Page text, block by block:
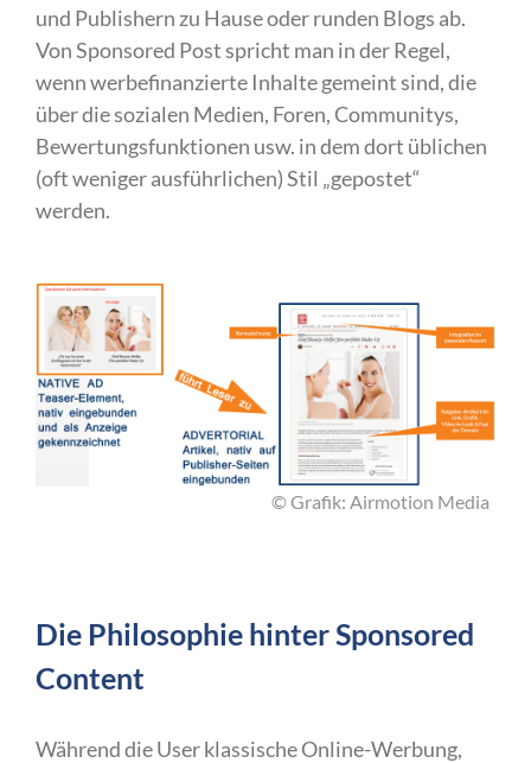
und Publishern zu Hause oder runden Blogs ab.
Von Sponsored Post spricht man in der Regel,
wenn werbefinanzierte Inhalte gemeint sind, die
über die sozialen Medien, Foren, Communitys,
Bewertungsfunktionen usw. in dem dort üblichen
(oft weniger ausführlichen) Stil „gepostet“
werden.
© Grafik: Airmotion Media
Die Philosophie hinter Sponsored
Content
Während die User klassische Online-Werbung,